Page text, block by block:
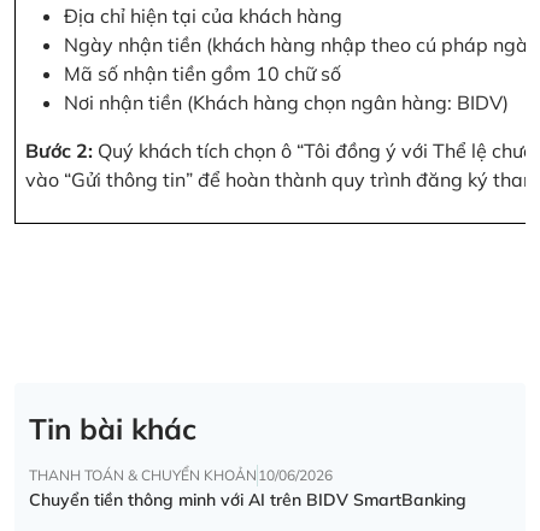
Địa chỉ hiện tại của khách hàng
Ngày nhận tiền (khách hàng nhập theo cú pháp
Mã số nhận tiền gồm 10 chữ số
Nơi nhận tiền (Khách hàng chọn ngân hàng: BIDV)
Bước 2: Quý khách tích chọn ô “Tôi đồng ý với Thể lệ
vào “Gửi thông tin” để hoàn thành quy trình đăng ký
Tin bài khác
THANH TOÁN & CHUYỂN KHOẢN 10/06/2026
Chuyển tiền thông minh với AI trên BIDV SmartBanking